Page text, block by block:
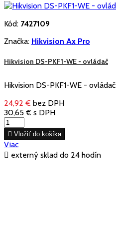
Kód: 7427109
Značka: Hikvision Ax Pro
Hikvision DS-PKF1-WE - ovládač
Hikvision DS-PKF1-WE - ovládač
24,92 € bez DPH
30,65 € s DPH
 Vložiť do košíka
Viac
 externý sklad do 24 hodín